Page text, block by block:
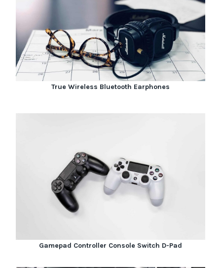
True Wireless Bluetooth Earphones
Gamepad Controller Console Switch D-Pad